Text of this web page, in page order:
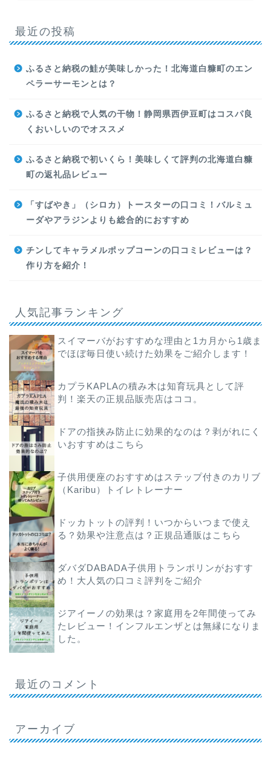
最近の投稿
ふるさと納税の鮭が美味しかった！北海道白糠町のエン
ペラーサーモンとは？
ふるさと納税で人気の干物！静岡県西伊豆町はコスパ良
くおいしいのでオススメ
ふるさと納税で初いくら！美味しくて評判の北海道白糠
町の返礼品レビュー
「すばやき」（シロカ）トースターの口コミ！バルミュ
ーダやアラジンよりも総合的におすすめ
チンしてキャラメルポップコーンの口コミレビューは？
作り方を紹介！
人気記事ランキング
スイマーバがおすすめな理由と1カ月から1歳ま
でほぼ毎日使い続けた効果をご紹介します！
カプラKAPLAの積み木は知育玩具として評
判！楽天の正規品販売店はココ。
ドアの指挟み防止に効果的なのは？剥がれにく
いおすすめはこちら
子供用便座のおすすめはステップ付きのカリブ
（Karibu）トイレトレーナー
ドッカトットの評判！いつからいつまで使え
る？効果や注意点は？正規品通販はこちら
ダバダDABADA子供用トランポリンがおすす
め！大人気の口コミ評判をご紹介
ジアイーノの効果は？家庭用を2年間使ってみ
たレビュー！インフルエンザとは無縁になりま
した。
最近のコメント
アーカイブ